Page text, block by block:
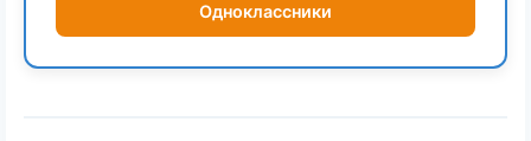
Одноклассники